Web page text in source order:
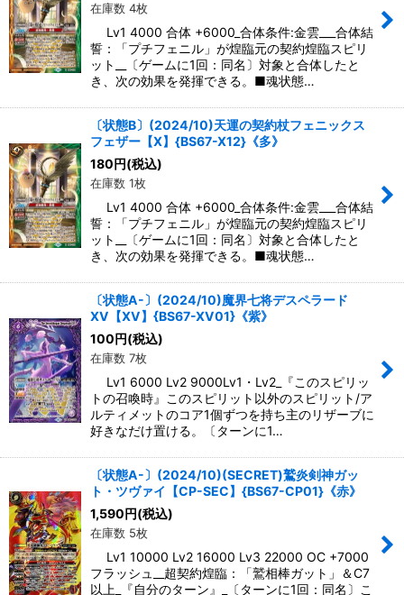
在庫数 4枚
Lv1 4000 合体 +6000_合体条件:金雲___合体結
誓：「プチフェニル」が煌臨元の契約煌臨スピリ
ット__〔ゲームに1回：同名〕対象と合体したと
き、次の効果を発揮できる。■魂状態…
〔状態B〕(2024/10)天運の契約杖フェニックス
フェザー【X】{BS67-X12}《多》
180 円(税込)
在庫数 1枚
Lv1 4000 合体 +6000_合体条件:金雲___合体結
誓：「プチフェニル」が煌臨元の契約煌臨スピリ
ット__〔ゲームに1回：同名〕対象と合体したと
き、次の効果を発揮できる。■魂状態…
〔状態A-〕(2024/10)魔界七将デスペラード
XV【XV】{BS67-XV01}《紫》
100 円(税込)
在庫数 7枚
Lv1 6000 Lv2 9000Lv1・Lv2_『このスピリッ
トの召喚時』このスピリット以外のスピリット/ア
ルティメットのコア1個ずつを持ち主のリザーブに
好きなだけ置ける。〔ターンに1…
〔状態A-〕(2024/10)(SECRET)鷲炎剣神ガッ
ト・ツヴァイ【CP-SEC】{BS67-CP01}《赤》
1,590 円(税込)
在庫数 5枚
Lv1 10000 Lv2 16000 Lv3 22000 OC +7000
フラッシュ__超契約煌臨：「鷲相棒ガット」＆C7
以上_『自分のターン』_〔ターンに1回：同名〕こ